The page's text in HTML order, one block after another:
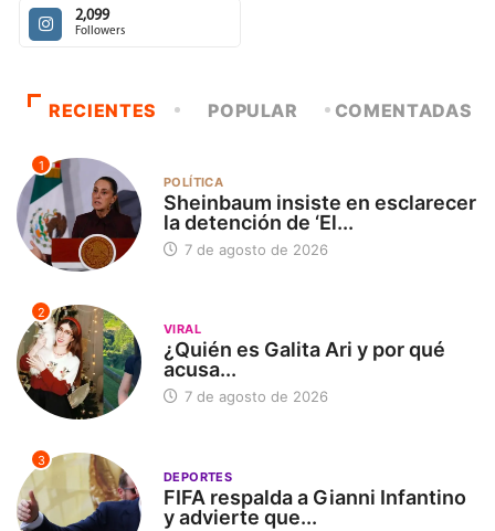
2,099
Followers
RECIENTES POPULAR COMENTADAS
1
POLÍTICA
Sheinbaum insiste en esclarecer
la detención de ‘El...
7 de agosto de 2026
2
VIRAL
¿Quién es Galita Ari y por qué
acusa...
7 de agosto de 2026
3
DEPORTES
FIFA respalda a Gianni Infantino
y advierte que...